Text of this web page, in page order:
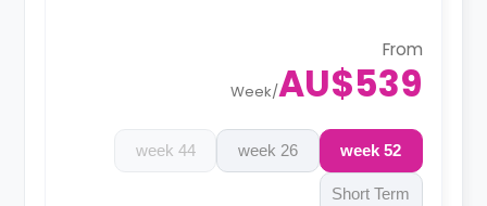
From
AU$539
/
Week
52 week
26 week
44 week
Short Term